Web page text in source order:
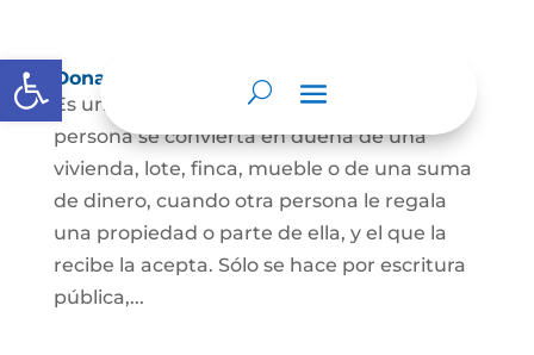
Abrir barra de herramientas
Donación
Es uno de los contratos cuyo fin es que una
persona se convierta en dueña de una
vivienda, lote, finca, mueble o de una suma
de dinero, cuando otra persona le regala
una propiedad o parte de ella, y el que la
recibe la acepta. Sólo se hace por escritura
pública,...